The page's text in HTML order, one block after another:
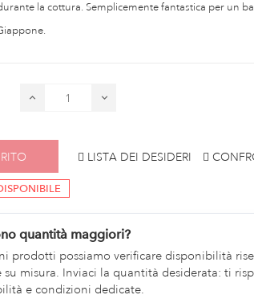
la cottura. Semplicemente fantastica per un
LISTA DEI DESIDERI
quantità maggiori?
prodotti possiamo verificare disponibilità
su misura. Inviaci la quantità desiderata: ti
e condizioni dedicate.